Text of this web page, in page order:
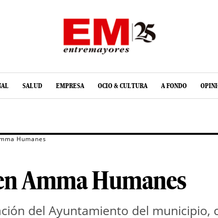
SALUD EMPRESA OCIO & CULTURA A FONDO
Humanes
Amma Humanes
del Ayuntamiento del municipio,